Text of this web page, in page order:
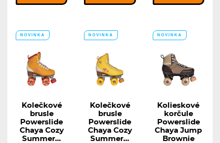
NOVINKA
Kolečkové
brusle
Powerslide
Chaya Cozy
Summer...
NOVINKA
Kolečkové
brusle
Powerslide
Chaya Cozy
Summer...
NOVINKA
Kolieskové
korčule
Powerslide
Chaya Jump
Brownie